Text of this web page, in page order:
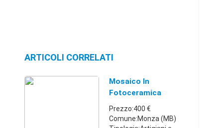
ARTICOLI CORRELATI
Mosaico In
Fotoceramica
Prezzo:400 €
Comune:Monza (MB)